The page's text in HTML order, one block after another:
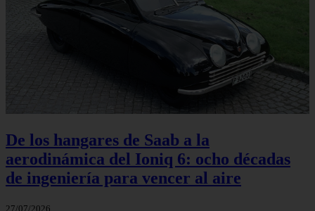
De los hangares de Saab a la
aerodinámica del Ioniq 6: ocho décadas
de ingeniería para vencer al aire
27/07/2026